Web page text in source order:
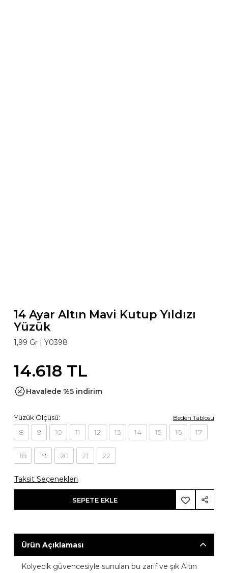
14 Ayar Altın Mavi Kutup Yıldızı
Yüzük
1,99 Gr | Y0398
14.618 TL
Havalede %5 indirim
Yüzük Ölçüsü: Beden Tablosu
8 9 10 11 12 13 14 15 16 17
18 19 20 21 22
Taksit Seçenekleri
SEPETE EKLE
Ürün Açıklaması
Kolyecik güvencesiyle sunulan bu zarif ve şık Altın